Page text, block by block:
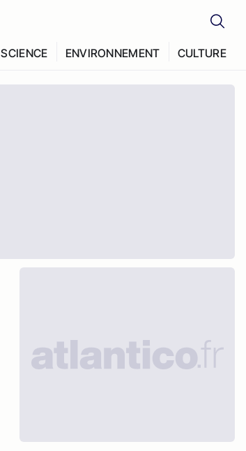
SCIENCE ENVIRONNEMENT CULTURE